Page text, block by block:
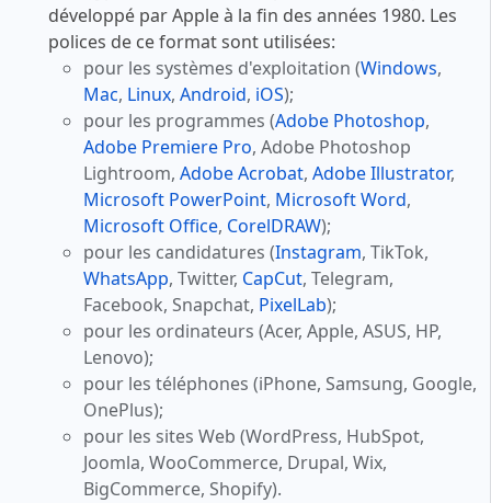
développé par Apple à la fin des années 1980. Les
polices de ce format sont utilisées:
pour les systèmes d'exploitation (Windows,
Mac, Linux, Android, iOS);
pour les programmes (Adobe Photoshop,
Adobe Premiere Pro, Adobe Photoshop
Lightroom, Adobe Acrobat, Adobe Illustrator,
Microsoft PowerPoint, Microsoft Word,
Microsoft Office, CorelDRAW);
pour les candidatures (Instagram, TikTok,
WhatsApp, Twitter, CapCut, Telegram,
Facebook, Snapchat, PixelLab);
pour les ordinateurs (Acer, Apple, ASUS, HP,
Lenovo);
pour les téléphones (iPhone, Samsung, Google,
OnePlus);
pour les sites Web (WordPress, HubSpot,
Joomla, WooCommerce, Drupal, Wix,
BigCommerce, Shopify).